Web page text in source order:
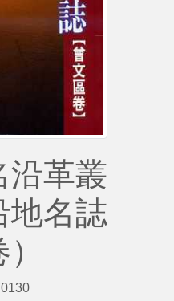
沿革叢
地名誌